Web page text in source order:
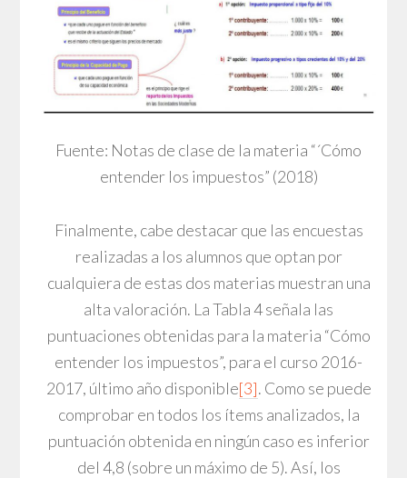
Fuente: Notas de clase de la materia “´Cómo
entender los impuestos” (2018)
Finalmente, cabe destacar que las encuestas
realizadas a los alumnos que optan por
cualquiera de estas dos materias muestran una
alta valoración. La Tabla 4 señala las
puntuaciones obtenidas para la materia “Cómo
entender los impuestos”, para el curso 2016-
2017, último año disponible[3]. Como se puede
comprobar en todos los ítems analizados, la
puntuación obtenida en ningún caso es inferior
del 4,8 (sobre un máximo de 5). Así, los